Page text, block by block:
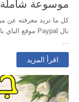
موسوعة شاملة 2021 )
...
اقرأ المزيد